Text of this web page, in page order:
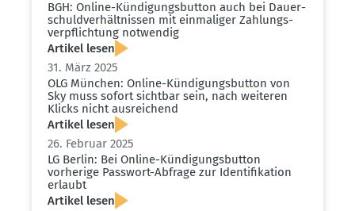
BGH: Online-Kündi­gungs­button auch bei Dauer­
schuld­ver­hält­nissen mit einma­liger Zahlungs­
ver­pflichtung notwendig
Artikel lesen
31. März 2025
OLG München: Online-Kündi­gungs­button von
Sky muss sofort sichtbar sein, nach weiteren
Klicks nicht ausrei­chend
Artikel lesen
26. Februar 2025
LG Berlin: Bei Online-Kündi­gungs­button
vorherige Passwort-Abfrage zur Identi­fi­kation
erlaubt
Artikel lesen